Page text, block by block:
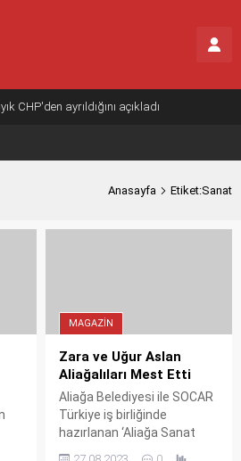
CHP'den ayrıldığını açıkladı
Anasayfa Etiket:Sanat
MAGAZIN
Zara ve Uğur Aslan
Aliağalıları Mest Etti
Aliağa Belediyesi ile SOCAR
Türkiye iş birliğinde
hazırlanan ‘Aliağa Sanat